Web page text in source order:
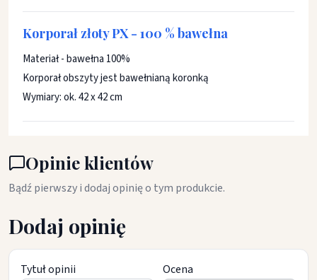
Korporał złoty PX - 100 % bawełna
Materiał - bawełna 100%
Korporał obszyty jest bawełnianą koronką
Wymiary: ok. 42 x 42 cm
Opinie klientów
Bądź pierwszy i dodaj opinię o tym produkcie.
Dodaj opinię
Tytuł opinii Ocena